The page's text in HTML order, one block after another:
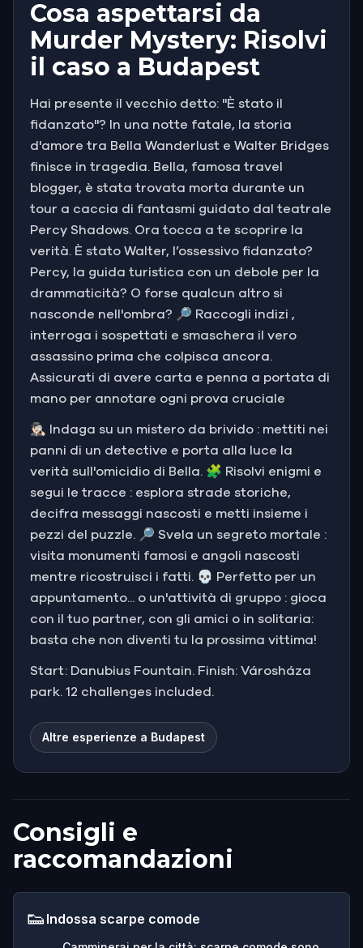
Cosa aspettarsi da
Murder Mystery: Risolvi
il caso a Budapest
Hai presente il vecchio detto: "È stato il
fidanzato"? In una notte fatale, la storia
d'amore tra Bella Wanderlust e Walter Bridges
finisce in tragedia. Bella, famosa travel
blogger, è stata trovata morta durante un
tour a caccia di fantasmi guidato dal teatrale
Percy Shadows. Ora tocca a te scoprire la
verità. È stato Walter, l’ossessivo fidanzato?
Percy, la guida turistica con un debole per la
drammaticità? O forse qualcun altro si
nasconde nell'ombra? 🔎 Raccogli indizi ,
interroga i sospettati e smaschera il vero
assassino prima che colpisca ancora.
Assicurati di avere carta e penna a portata di
mano per annotare ogni prova cruciale
🕵🏻‍♂️ Indaga su un mistero da brivido : mettiti nei
panni di un detective e porta alla luce la
verità sull'omicidio di Bella. 🧩 Risolvi enigmi e
segui le tracce : esplora strade storiche,
decifra messaggi nascosti e metti insieme i
pezzi del puzzle. 🔎 Svela un segreto mortale :
visita monumenti famosi e angoli nascosti
mentre ricostruisci i fatti. 💀 Perfetto per un
appuntamento... o un'attività di gruppo : gioca
con il tuo partner, con gli amici o in solitaria:
basta che non diventi tu la prossima vittima!
Start: Danubius Fountain. Finish: Városháza
park. 12 challenges included.
Altre esperienze a Budapest
Consigli e
raccomandazioni
👟 Indossa scarpe comode